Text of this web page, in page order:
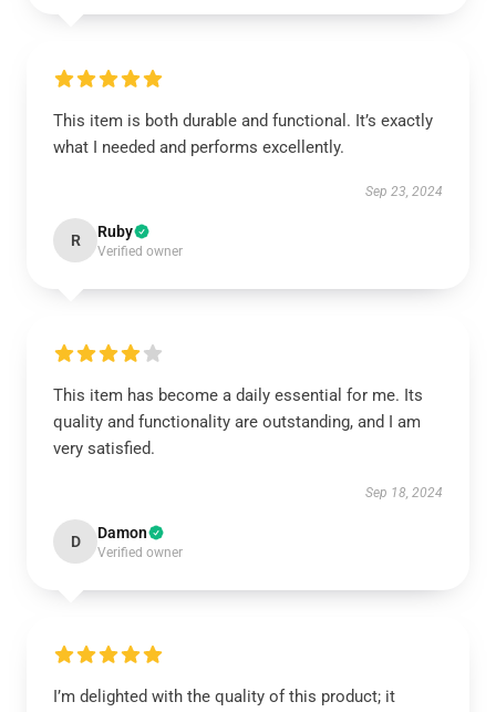
This item is both durable and functional. It’s exactly
what I needed and performs excellently.
Sep 23, 2024
R Ruby
Verified owner
This item has become a daily essential for me. Its
quality and functionality are outstanding, and I am
very satisfied.
Sep 18, 2024
D Damon
Verified owner
I’m delighted with the quality of this product; it